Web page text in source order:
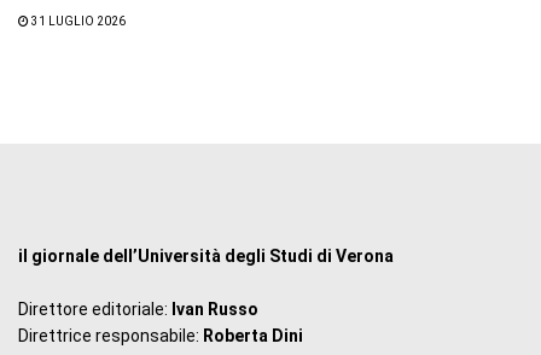
31 LUGLIO 2026
il giornale dell’Università degli Studi di Verona
Direttore editoriale: Ivan Russo
Direttrice responsabile: Roberta Dini